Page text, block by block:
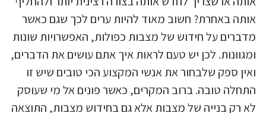
אותה באחרת? חשוב מאוד להיות ערים לכך שגם כאשר
מדברים על חידוש של מצבות כפולות, האפשרויות שונות
ומגוונות. לכן יש טעם לראות איך אתם עושים את הדברים,
ואין ספק שלבחור את אנשי המקצוע הכי טובים שיש זו
התחלה טובה. ברוב המקרים, כאשר פונים אל מי שעוסק
לא רק בנייה של מצבות אלא גם בחידוש מצבות, התוצאה